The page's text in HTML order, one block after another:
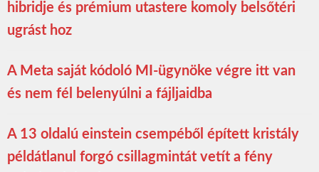
hibridje és prémium utastere komoly belsőtéri
ugrást hoz
A Meta saját kódoló MI-ügynöke végre itt van
és nem fél belenyúlni a fájljaidba
A 13 oldalú einstein csempéből épített kristály
példátlanul forgó csillagmintát vetít a fény